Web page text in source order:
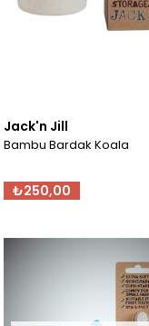
Jack'n Jill
Bambu Bardak Koala
₺250,00